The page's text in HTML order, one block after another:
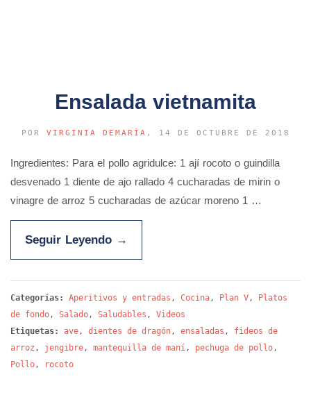
Ensalada vietnamita
POR VIRGINIA DEMARÍA , 14 DE OCTUBRE DE 2018
Ingredientes: Para el pollo agridulce: 1 ají rocoto o guindilla
desvenado 1 diente de ajo rallado 4 cucharadas de mirin o
vinagre de arroz 5 cucharadas de azúcar moreno 1 …
Seguir Leyendo →
Categorías: Aperitivos y entradas , Cocina , Plan V , Platos
de fondo , Salado , Saludables , Videos
Etiquetas:
ave , dientes de dragón , ensaladas , fideos de
arroz , jengibre , mantequilla de maní , pechuga de pollo ,
Pollo , rocoto